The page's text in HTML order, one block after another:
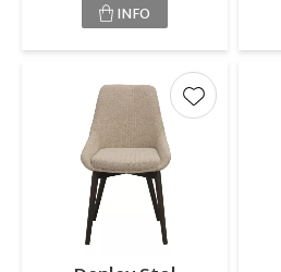
INFO
Lägg till i